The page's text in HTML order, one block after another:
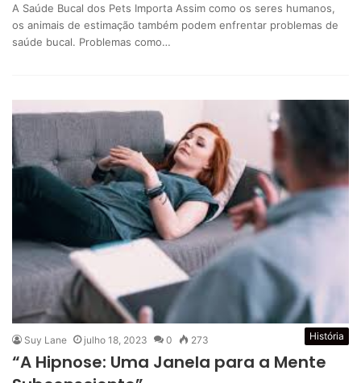
A Saúde Bucal dos Pets Importa Assim como os seres humanos,
os animais de estimação também podem enfrentar problemas de
saúde bucal. Problemas como…
História
Suy Lane julho 18, 2023 0 273
“A Hipnose: Uma Janela para a Mente